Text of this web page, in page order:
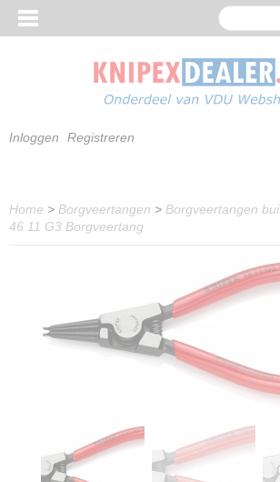
Inloggen Registreren
Home > Borgveertangen > Borgveertangen
46 11 G3 Borgveertang